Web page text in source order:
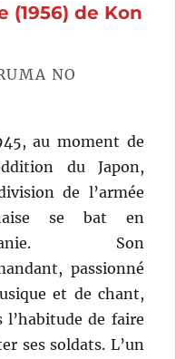
Mendoza
(1956) de Kon
NO
au moment de
du Japon,
de l’armée
se bat en
Son
passionné
et de chant,
l’habitude de faire
ses soldats. L’un